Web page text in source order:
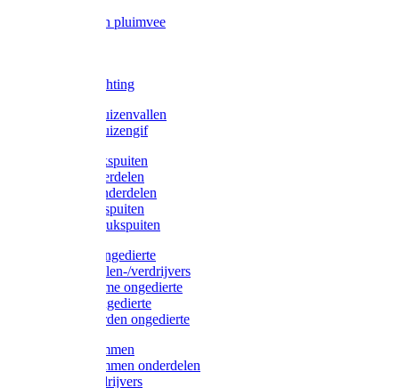
Voerbakken pluimvee
LED verlichting
Ratten / Muizenvallen
Ratten / Muizengif
Gloria drukspuiten
Gloria onderdelen
Gardena onderdelen
Dario drukspuiten
Gardena drukspuiten
Diversen ongedierte
Insectenvallen-/verdrijvers
Protect Home ongedierte
Solabiol ongedierte
Protect Garden ongedierte
Mollenklemmen
Mollenklemmen onderdelen
Mollenverdrijvers